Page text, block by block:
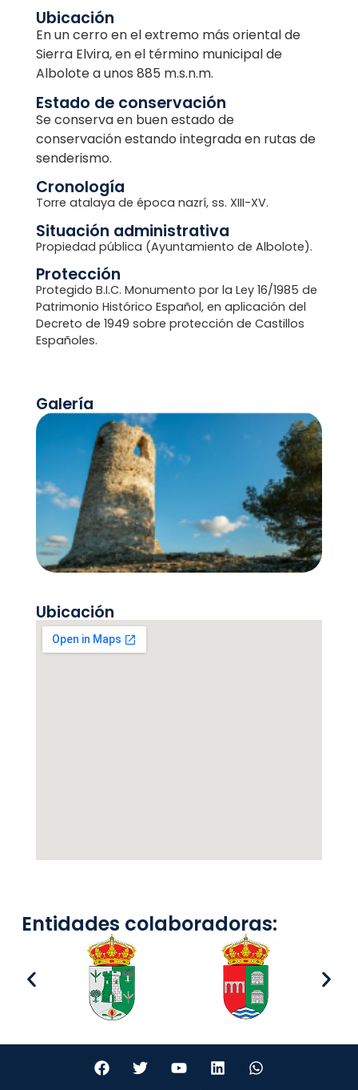
Ubicación
En un cerro en el extremo más oriental de
Sierra Elvira, en el término municipal de
Albolote a unos 885 m.s.n.m.
Estado de conservación
Se conserva en buen estado de
conservación estando integrada en rutas de
senderismo.
Cronología
Torre atalaya de época nazrí, ss. XIII-XV.
Situación administrativa
Propiedad pública (Ayuntamiento de Albolote).
Protección
Protegido B.I.C. Monumento por la Ley 16/1985 de
Patrimonio Histórico Español, en aplicación del
Decreto de 1949 sobre protección de Castillos
Españoles.
Galería
Ubicación
Entidades colaboradoras: